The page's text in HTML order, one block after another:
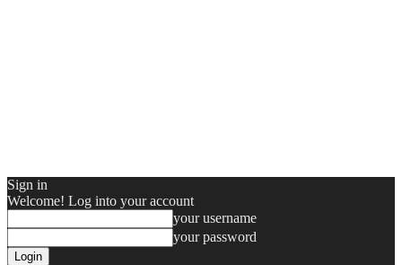
Sign in
Welcome! Log into your account
your username
your password